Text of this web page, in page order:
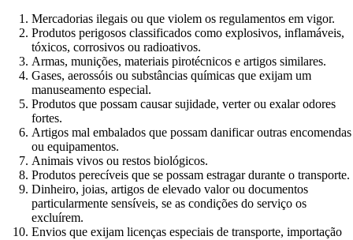
Mercadorias ilegais ou que violem os regulamentos em vigor.
Produtos perigosos classificados como explosivos, inflamáveis,
tóxicos, corrosivos ou radioativos.
Armas, munições, materiais pirotécnicos e artigos similares.
Gases, aerossóis ou substâncias químicas que exijam um
manuseamento especial.
Produtos que possam causar sujidade, verter ou exalar odores
fortes.
Artigos mal embalados que possam danificar outras encomendas
ou equipamentos.
Animais vivos ou restos biológicos.
Produtos perecíveis que se possam estragar durante o transporte.
Dinheiro, joias, artigos de elevado valor ou documentos
particularmente sensíveis, se as condições do serviço os
excluírem.
Envios que exijam licenças especiais de transporte, importação